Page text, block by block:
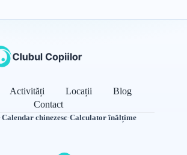
Activități Locații
Blog
Contact
·Calendar chinezesc·Calculator înălțime